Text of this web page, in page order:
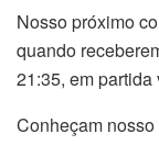
Nosso próximo
quando
21:35, em
Conheçam